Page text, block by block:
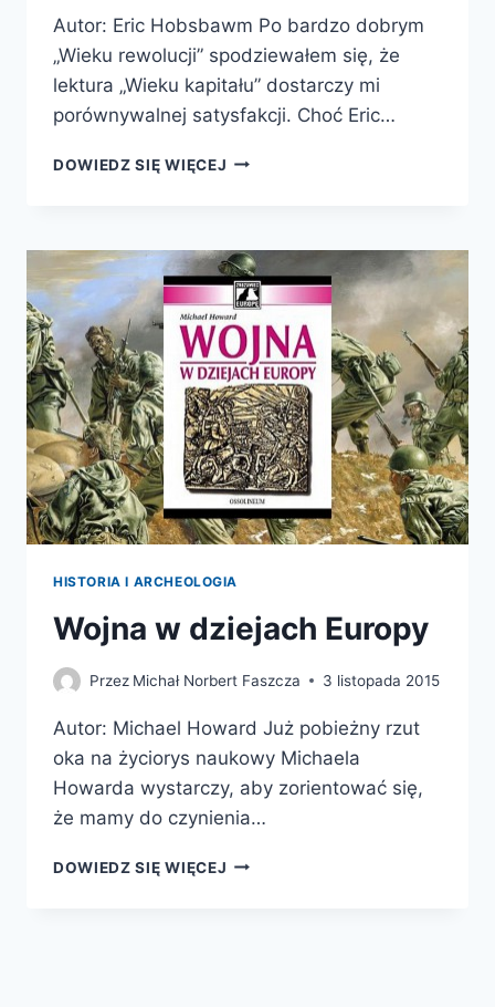
Autor: Eric Hobsbawm Po bardzo dobrym
„Wieku rewolucji” spodziewałem się, że
lektura „Wieku kapitału” dostarczy mi
porównywalnej satysfakcji. Choć Eric…
DOWIEDZ SIĘ WIĘCEJ WIEK
HISTORIA I ARCHEOLOGIA
Wojna w dziejach Europy
Przez Michał Norbert Faszcza 3 listopada 2015
Autor: Michael Howard Już pobieżny rzut
oka na życiorys naukowy Michaela
Howarda wystarczy, aby zorientować się,
że mamy do czynienia…
DOWIEDZ SIĘ WIĘCEJ WOJNA